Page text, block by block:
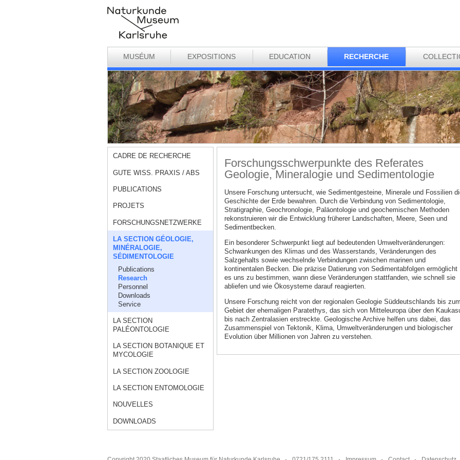
MUSÉUM EXPOSITIONS EDUCATION RECHERCHE
CADRE DE RECHERCHE
GUTE WISS. PRAXIS / ABS
PUBLICATIONS
PROJETS
FORSCHUNGSNETZWERKE
LA SECTION GÉOLOGIE,
MINÉRALOGIE,
SÉDIMENTOLOGIE
Publications
Research
Personnel
Downloads
Service
LA SECTION
PALÉONTOLOGIE
LA SECTION BOTANIQUE ET
MYCOLOGIE
LA SECTION ZOOLOGIE
LA SECTION ENTOMOLOGIE
NOUVELLES
DOWNLOADS
Forschungsschwerpunkte des Referates
Geologie, Mineralogie und Sedimentologie
Unsere Forschung untersucht, wie Sedimentgesteine, Minerale und Fossilien
Geschichte der Erde bewahren. Durch die Verbindung von Sedimentologie,
Stratigraphie, Geochronologie, Paläontologie und geochemischen Methoden
rekonstruieren wir die Entwicklung früherer Landschaften, Meere, Seen und
Sedimentbecken.
Ein besonderer Schwerpunkt liegt auf bedeutenden Umweltveränderungen:
Schwankungen des Klimas und des Wasserstands, Veränderungen des
Salzgehalts sowie wechselnde Verbindungen zwischen marinen und
kontinentalen Becken. Die präzise Datierung von Sedimentabfolgen ermöglicht
es uns zu bestimmen, wann diese Veränderungen stattfanden, wie schnell sie
abliefen und wie Ökosysteme darauf reagierten.
Unsere Forschung reicht von der regionalen Geologie Süddeutschlands bis zum
Gebiet der ehemaligen Paratethys, das sich von Mitteleuropa über den
bis nach Zentralasien erstreckte. Geologische Archive helfen uns dabei, das
Zusammenspiel von Tektonik, Klima, Umweltveränderungen und biologischer
Evolution über Millionen von Jahren zu verstehen.